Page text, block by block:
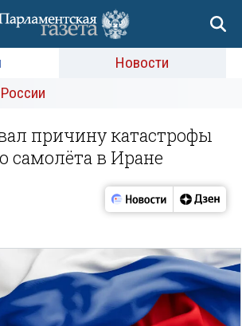
Новости
причину катастрофы
самолёта в Иране